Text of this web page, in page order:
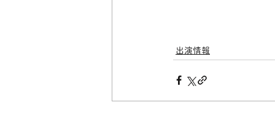
出演情報